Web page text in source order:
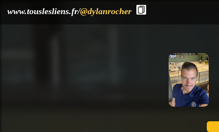
www.touslesliens.fr/@dylanrocher